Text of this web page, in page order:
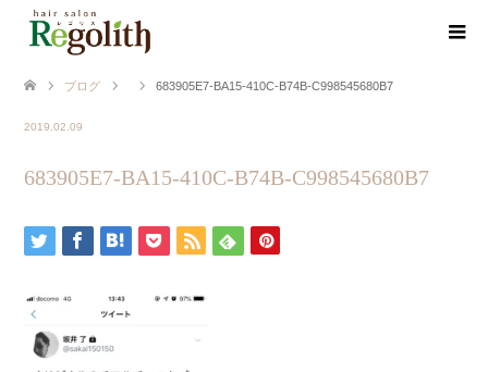
ブログ 683905E7-BA15-410C-B74B-C998545680B7
2019.02.09
683905E7-BA15-410C-B74B-C998545680B7